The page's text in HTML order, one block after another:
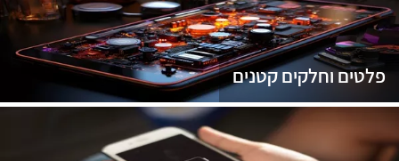
פלטים וחלקים קטנים